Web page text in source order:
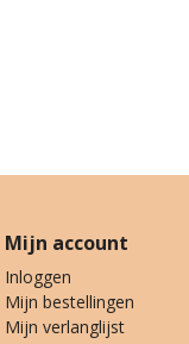
Mijn account
Inloggen
Mijn bestellingen
Mijn verlanglijst